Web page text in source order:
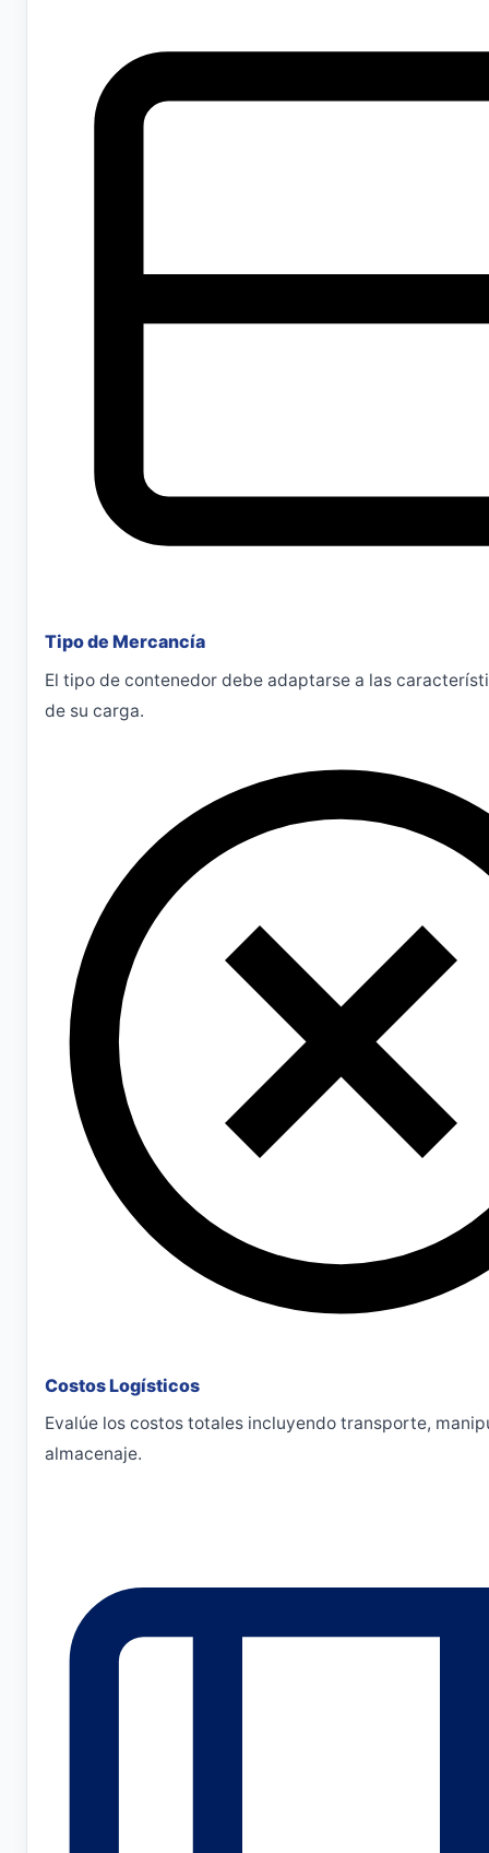
Tipo de Mercancía
El tipo de contenedor debe adaptarse a las
de su carga.
Costos Logísticos
Evalúe los costos totales incluyendo transporte,
almacenaje.